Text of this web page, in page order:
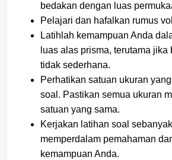
bedakan dengan luas
Pelajari dan hafalkan rumus
Latihlah kemampuan Anda
luas alas prisma, terutama
tidak sederhana.
Perhatikan satuan ukuran
soal. Pastikan semua ukuran
satuan yang sama.
Kerjakan latihan soal
memperdalam pemahaman
kemampuan Anda.